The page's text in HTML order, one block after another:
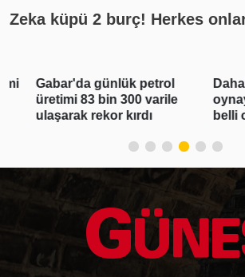
Zeka küpü 2 burç! Herkes
Gabar'da günlük petrol
üretimi 83 bin 300 varile
ulaşarak rekor kırdı
Daha
belli oldu